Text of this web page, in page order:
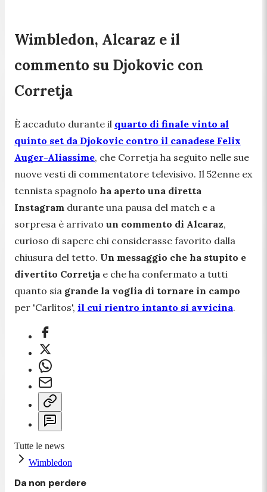
Wimbledon, Alcaraz e il
commento su Djokovic con
Corretja
È accaduto durante il quarto di finale vinto al
quinto set da Djokovic contro il canadese Felix
Auger-Aliassime, che Corretja ha seguito nelle sue
nuove vesti di commentatore televisivo. Il 52enne ex
tennista spagnolo ha aperto una diretta
Instagram durante una pausa del match e a
sorpresa è arrivato un commento di Alcaraz,
curioso di sapere chi considerasse favorito dalla
chiusura del tetto. Un messaggio che ha stupito e
divertito Corretja e che ha confermato a tutti
quanto sia grande la voglia di tornare in campo
per 'Carlitos', il cui rientro intanto si avvicina.
Tutte le news
Wimbledon
Da non perdere